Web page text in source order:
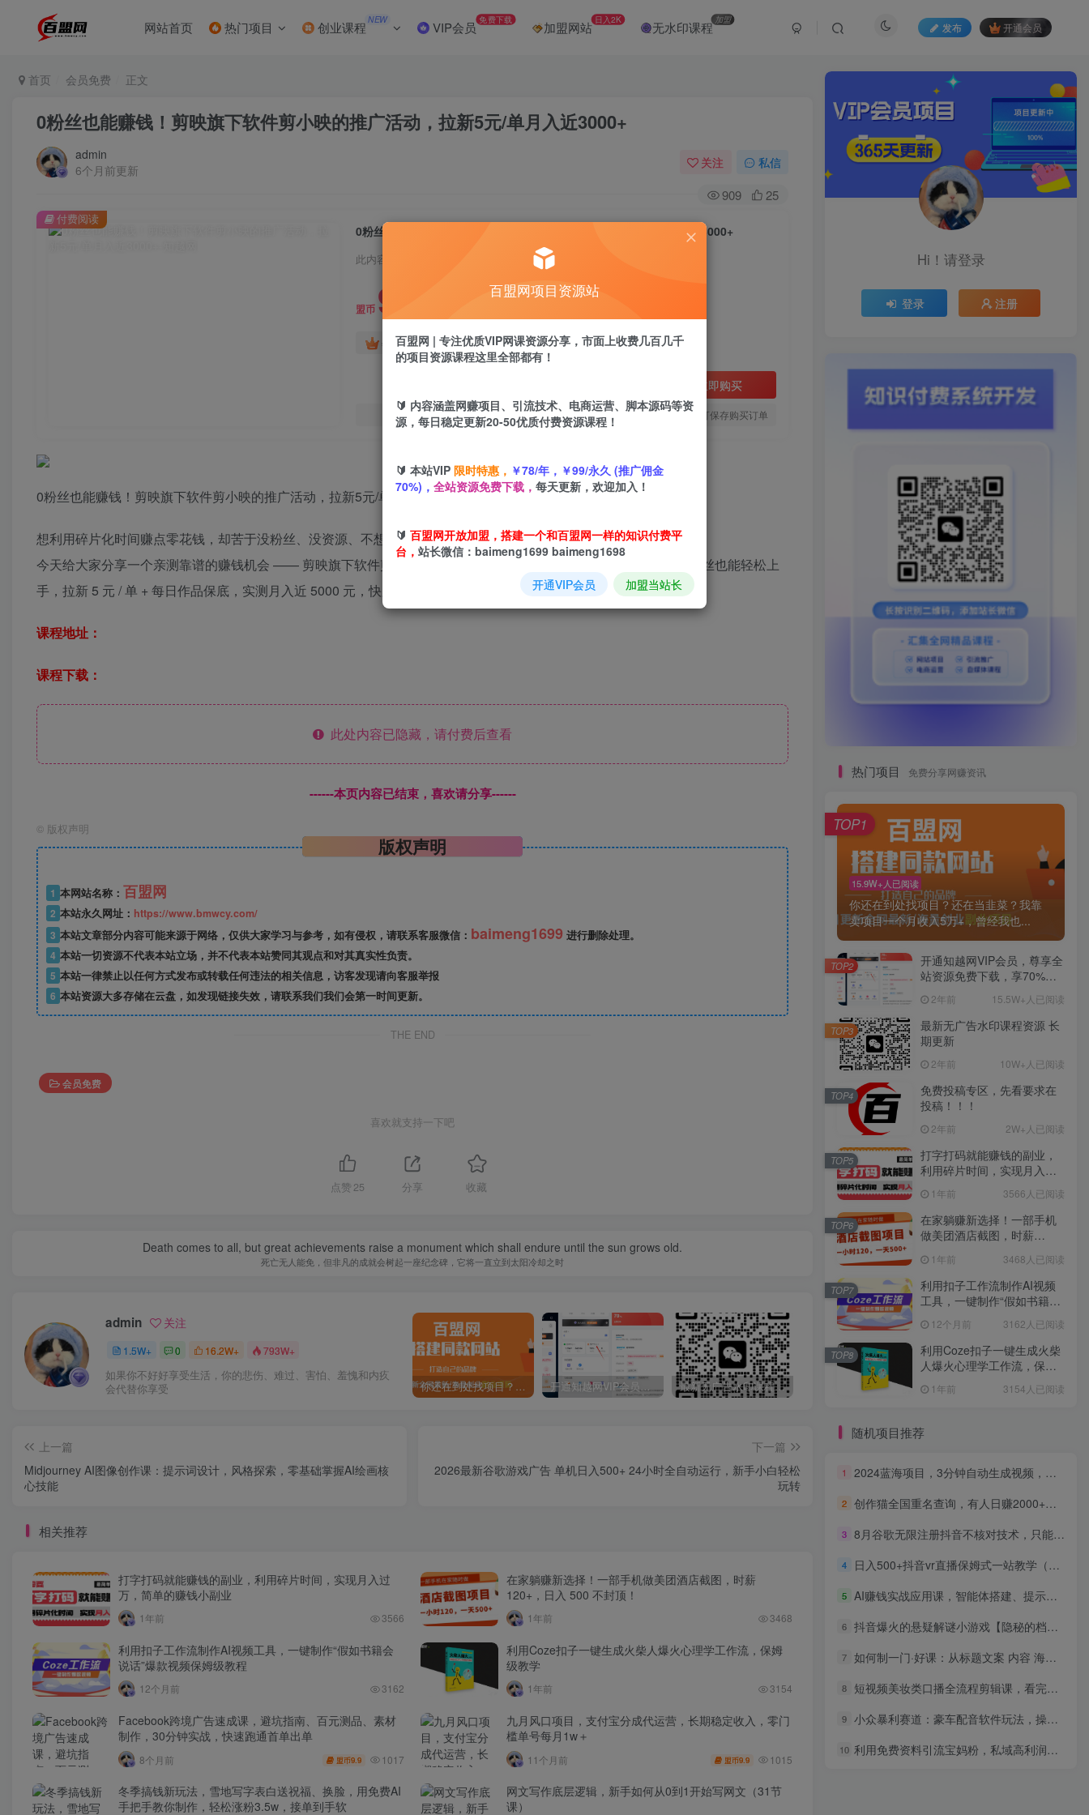
网站首页 热门项目 创业课程 NEW VIP会员 免费下载 加盟网站 日入2K 无水印课程 加盟
发布 开通会员
首页 会员免费 正文
0粉丝也能赚钱！剪映旗下软件剪小映的推广活动，拉新5元/单月入近3000+
admin
6个月前更新
关注 私信
909 25
0粉丝也能赚钱！剪映旗下软件剪小映的推广活动，拉新5元/单月入近3000+
此内容为付费阅读，请付费后查看
盟币 9.9
年卡会员免费 永久会员免费
立即购买
您当前未登录！建议登陆后购买，可保存购买订单
付费阅读
0粉丝也能赚钱！剪映旗下软件剪小映的推广活动，拉新5元/单月入近3000+
想利用碎片化时间赚点零花钱，却苦于没粉丝、没资源、不想实名？
今天给大家分享一个亲测靠谱的赚钱机会 —— 剪映旗下软件剪小映的推广活动，不用复杂操作，不用大额投入，0 粉丝也能轻松上
手，拉新 5 元 / 单 + 每日作品保底，实测月入近 5000 元，快跟着攻略冲起来！
课程地址：
课程下载：
此处内容已隐藏，请付费后查看
------本页内容已结束，喜欢请分享------
© 版权声明
版权声明
1 本网站名称： 百盟网
2 本站永久网址： https://www.bmwcy.com/
3 本站文章部分内容可能来源于网络，仅供大家学习与参考，如有侵权，请联系客服微信： baimeng1699 进行删除处理。
4 本站一切资源不代表本站立场，并不代表本站赞同其观点和对其真实性负责。
5 本站一律禁止以任何方式发布或转载任何违法的相关信息，访客发现请向客服举报
6 本站资源大多存储在云盘，如发现链接失效，请联系我们我们会第一时间更新。
THE END
会员免费
喜欢就支持一下吧
点赞 25 分享 收藏
Death comes to all, but great achievements raise a monument which shall endure until the sun grows old.
死亡无人能免，但非凡的成就会树起一座纪念碑，它将一直立到太阳冷却之时
admin 关注
1.5W+ 0 16.2W+ 793W+
如果你不好好享受生活，你的悲伤、难过、害怕、羞愧和内疚
会代替你享受
你还在到处找项目？还在当韭菜？我靠卖项目一个月收入5万+，曾经我也是个失败者。 最新无广告水印课程资源 长期更新 免费投稿专区，先看要求在投稿！！！ 打字打码就能赚钱的副业，利用碎片时间，实现月入过万，简单的赚钱小副业
上一篇
Midjourney AI图像创作课：提示词设计，风格探索，零基础掌握AI绘画核
心技能
下一篇
2026最新谷歌游戏广告 单机日入500+ 24小时全自动运行，新手小白轻松
玩转
相关推荐
打字打码就能赚钱的副业，利用碎片时间，实现月入过
万，简单的赚钱小副业
1年前 3566
在家躺赚新选择！一部手机做美团酒店截图，时薪
120+，日入 500 不封顶！
1年前 3468
利用扣子工作流制作AI视频工具，一键制作“假如书籍会
说话”爆款视频保姆级教程
12个月前 3162
利用Coze扣子一键生成火柴人爆火心理学工作流，保姆
级教学
1年前 3154
Facebook跨境广告速成课，避坑指南、百元测品、素材
制作，30分钟实战，快速跑通首单出单
8个月前 盟币9.9 1017
九月风口项目，支付宝分成代运营，长期稳定收入，零门
槛单号每月1w＋
11个月前 盟币9.9 1015
冬季搞钱新玩法，雪地写字表白送祝福、换脸，用免费AI
手把手教你制作，轻松涨粉3.5w，接单到手软
网文写作底层逻辑，新手如何从0到1开始写网文（31节
课）
Hi！请登录
登录 注册
热门项目 免费分享网赚资讯
15.9W+人已阅读
你还在到处找项目？还在当韭菜？我靠
卖项目一个月收入5万+，曾经我也...
TOP1
开通知越网VIP会员，尊享全
站资源免费下载，享70%的
惠】2年前 15.5W+人已阅读
TOP2
最新无广告水印课程资源 长
期更新
2年前 10W+人已阅读
TOP3
免费投稿专区，先看要求在
投稿！！！
2年前 2W+人已阅读
TOP4
打字打码就能赚钱的副业，
利用碎片时间，实现月入过
1年前 3566人已阅读
TOP5
在家躺赚新选择！一部手机
做美团酒店截图，时薪
1年前 3468人已阅读
TOP6
利用扣子工作流制作AI视频
工具，一键制作“假如书籍会
12个月前 3162人已阅读
TOP7
利用Coze扣子一键生成火柴
人爆火心理学工作流，保姆
1年前 3154人已阅读
TOP8
随机项目推荐
1 2024蓝海项目，3分钟自动生成视频，月入过万
2 创作猫全国重名查询，有人日赚2000+，揭秘详细教程，简单制作
3 8月谷歌无限注册抖音不核对技术，只能苹果使用，不保证百分百
4 日入500+抖音vr直播保姆式一站教学（教程+资料）
5 AI赚钱实战应用课，智能体搭建、提示词技巧、音视频剪辑，新手月入破3万
6 抖音爆火的悬疑解谜小游戏【隐秘的档案】无人直播玩法【教程+游戏+工具】
7 如何制一门·好课：从标题文案 内容 海报，全面手把手保姆级实战教你做课
8 短视频美妆类口播全流程剪辑课，看完直接上手出片
9 小众暴利赛道：豪车配音软件玩法，操作简单暴力，单人日入可达15W
10 利用免费资料引流宝妈粉，私域高利润转化
百盟网项目资源站
百盟网 | 专注优质VIP网课资源分享，市面上收费几百几千
的项目资源课程这里全部都有！
🔰 内容涵盖网赚项目、引流技术、电商运营、脚本源码等资
源，每日稳定更新20-50优质付费资源课程！
🔰 本站VIP 限时特惠， ￥78/年，￥99/永久 (推广佣金
70%)， 全站资源免费下载， 每天更新，欢迎加入！
🔰 百盟网开放加盟，搭建一个和百盟网一样的知识付费平
台， 站长微信：baimeng1699 baimeng1698
开通VIP会员 加盟当站长